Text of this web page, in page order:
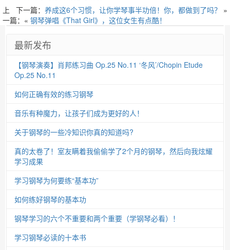
下一篇： 养成这6个习惯，让你学琴事半功倍！你，都做到了吗？ »
上
一篇：« 钢琴弹唱《That Girl》，这位女生有点酷！
最新发布
【钢琴演奏】肖邦练习曲 Op.25 No.11 ‘冬风’/Chopin Etude
Op.25 No.11
如何正确有效的练习钢琴
音乐有种魔力，让孩子们成为更好的人！
关于钢琴的一些冷知识你真的知道吗?
真的太卷了！室友瞒着我偷偷学了2个月的钢琴，然后向我炫耀
学习成果
学习钢琴为何要练“基本功”
如何练好钢琴的基本功
钢琴学习的六个不重要和两个重要（学钢琴必看）！
学习钢琴必读的十本书